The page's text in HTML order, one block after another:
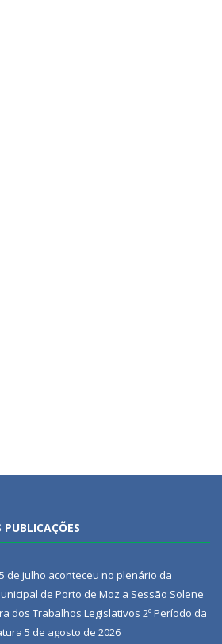
de julho aconteceu no plenário da
de Porto de Moz a Sessão Solene
dos Trabalhos Legislativos 2º Período da
5 de agosto de 2026